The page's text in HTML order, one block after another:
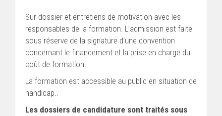
Sur dossier et entretiens de motivation avec les
responsables de la formation. L’admission est faite
sous réserve de la signature d’une convention
concernant le financement et la prise en charge du
coût de formation.
La formation est accessible au public en situation de
handicap..
Les dossiers de candidature sont traités sous